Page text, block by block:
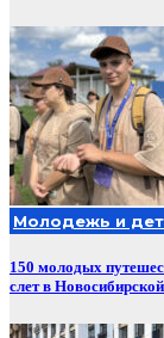
Молодежь и
150 молодых
слет в